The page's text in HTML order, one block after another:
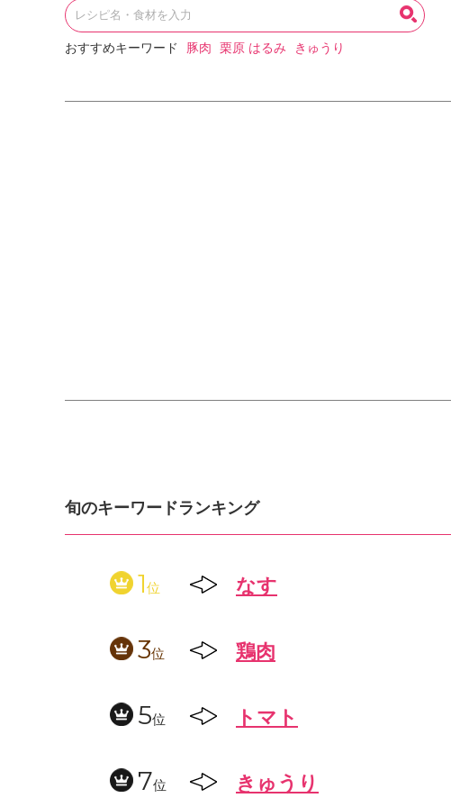
おすすめキーワード 豚肉 栗原 はるみ きゅうり
旬のキーワードランキング
1位 なす
3位 鶏肉
5位 トマト
7位 きゅうり